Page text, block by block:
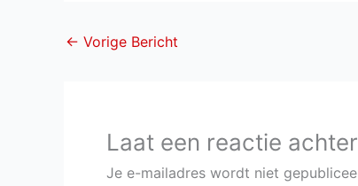
← Vorige Bericht
Laat een reactie achter
Je e-mailadres wordt niet